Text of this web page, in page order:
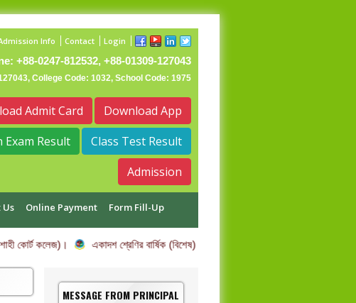
Info Contact Login
+88-0247-812532, +88-01309-127043
College Code: 1032, School Code: 1975
Admit Card
Download App
Exam Result
Class Test Result
Admission
Us Online Payment Form Fill-Up
কোর্ট কলেজ)। একাদশ শ্রেণির বার্ষিক (বিশেষ) পরীক্ষার তারিখ পরিবর্তন সম্পর্কিত বিজ্ঞপ্তি।
MESSAGE FROM PRINCIPAL